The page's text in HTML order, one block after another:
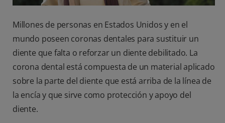
Millones de personas en Estados Unidos y en el
mundo poseen coronas dentales para sustituir un
diente que falta o reforzar un diente debilitado. La
corona dental está compuesta de un material aplicado
sobre la parte del diente que está arriba de la línea de
la encía y que sirve como protección y apoyo del
diente.